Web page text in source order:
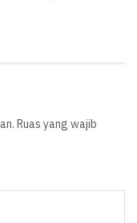
Ruas yang wajib